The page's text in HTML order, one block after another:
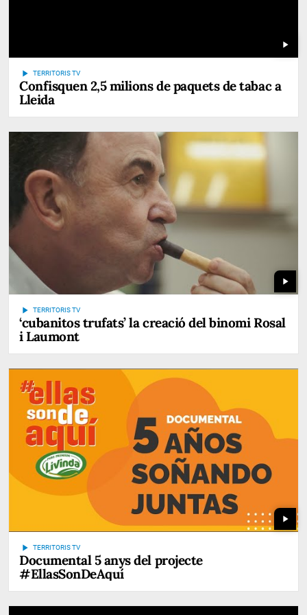
play_arrow
play_arrow TERRITORIS TV
Confisquen 2,5 milions de paquets de tabac a
Lleida
play_arrow
play_arrow TERRITORIS TV
‘cubanitos trufats’ la creació del binomi Rosal
i Laumont
play_arrow
play_arrow TERRITORIS TV
Documental 5 anys del projecte
#EllasSonDeAquí